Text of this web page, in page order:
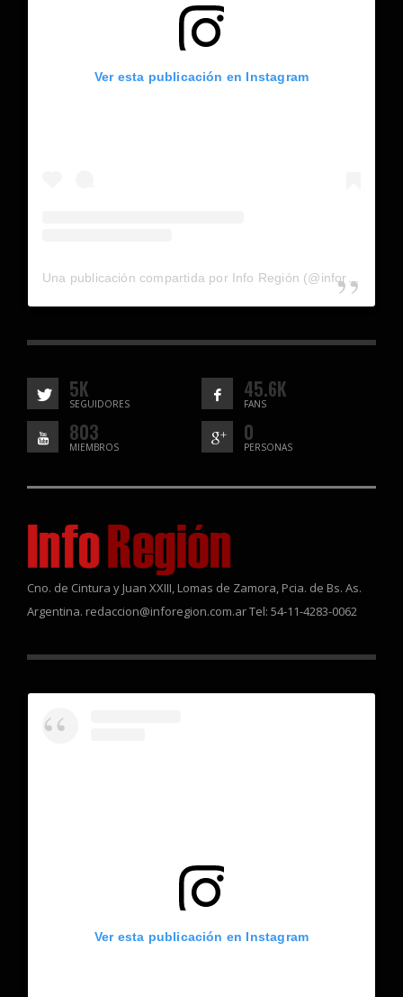
Ver esta publicación en Instagram
Una publicación compartida por Info Región (@inforegion_redes)
5K
SEGUIDORES
45.6K
FANS
803
MIEMBROS
0
PERSONAS
Cno. de Cintura y Juan XXIII, Lomas de Zamora, Pcia. de Bs. As.
Argentina. redaccion@inforegion.com.ar Tel: 54-11-4283-0062
Ver esta publicación en Instagram